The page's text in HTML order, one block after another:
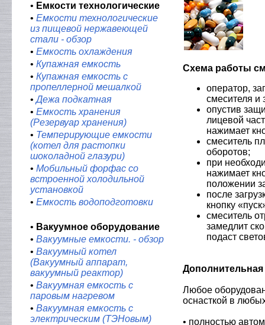
• Емкости технологические
• Емкости технологические
из пищевой нержавеющей
стали - обзор
• Емкость охлаждения
• Купажная емкость
• Купажная емкость с
пропеллерной мешалкой
•Дежа подкатная
• Емкость хранения
(Резервуар хранения)
• Темперирующие емкости
(котел для растопки
шоколадной глазури)
• Мобильный форфас со
встроенной холодильной
установкой
• Емкость водоподготовки
• Вакуумное оборудование
• Вакуумные емкости. - обзор
• Вакуумный котел
(Вакуумный аппарат,
вакуумный реактор)
• Вакуумная емкость с
паровым нагревом
• Вакуумная емкость с
электрическим (ТЭНовым)
Схема работы
оператор,
смесителя и
опустив
лицевой
нажимает
смеситель
оборотов;
при
нажимает
положении
после
кнопку
смеситель
замедлит
подаст
Дополнительная
Любое
оснасткой в
• полностью